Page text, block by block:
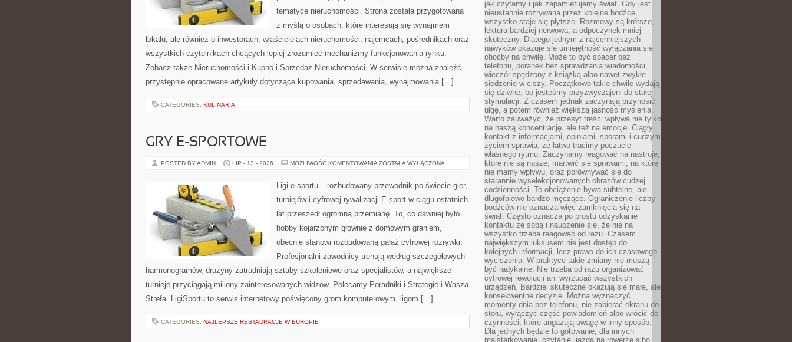
tematyce nieruchomości. Strona została przygotowana
z myślą o osobach, które interesują się wynajmem
lokalu, ale również o inwestorach, właścicielach nieruchomości, najemcach, pośrednikach oraz
wszystkich czytelnikach chcących lepiej zrozumieć mechanizmy funkcjonowania rynku.
Zobacz także Nieruchomości i Kupno i Sprzedaż Nieruchomości. W serwisie można znaleźć
przystępnie opracowane artykuły dotyczące kupowania, sprzedawania, wynajmowania […]
CATEGORIES: KULINARIA
GRY E-SPORTOWE
POSTED BY ADMIN LIP - 13 - 2026 MOŻLIWOŚĆ KOMENTOWANIA GRY
ZOSTAŁA WYŁĄCZONA
Ligi e-sportu – rozbudowany przewodnik po świecie gier,
turniejów i cyfrowej rywalizacji E-sport w ciągu ostatnich
lat przeszedł ogromną przemianę. To, co dawniej było
hobby kojarzonym głównie z domowym graniem,
obecnie stanowi rozbudowaną gałąź cyfrowej rozrywki.
Profesjonalni zawodnicy trenują według szczegółowych
harmonogramów, drużyny zatrudniają sztaby szkoleniowe oraz specjalistów, a największe
turnieje przyciągają miliony zainteresowanych widzów. Polecamy Poradniki i Strategie i Wasza
Strefa. LigiSportu to serwis internetowy poświęcony grom komputerowym, ligom […]
CATEGORIES: NAJLEPSZE RESTAURACJE W EUROPIE
jak czytamy i jak zapamiętujemy świat. Gdy jest
nieustannie rozrywana przez kolejne bodźce,
wszystko staje się płytsze. Rozmowy są krótsze,
lektura bardziej nerwowa, a odpoczynek mniej
skuteczny. Dlatego jednym z najcenniejszych
nawyków okazuje się umiejętność wyłączania się
choćby na chwilę. Może to być spacer bez
telefonu, poranek bez sprawdzania wiadomości,
wieczór spędzony z książką albo nawet zwykłe
siedzenie w ciszy. Początkowo takie chwile wydają
się dziwne, bo jesteśmy przyzwyczajeni do stałej
stymulacji. Z czasem jednak zaczynają przynosić
ulgę, a potem również większą jasność myślenia.
Warto zauważyć, że przesyt treści wpływa nie tylko
na naszą koncentrację, ale też na emocje. Ciągły
kontakt z informacjami, opiniami, sporami i cudzym
życiem sprawia, że łatwo tracimy poczucie
własnego rytmu. Zaczynamy reagować na nastroje,
które nie są nasze, martwić się sprawami, na które
nie mamy wpływu, oraz porównywać się do
starannie wyselekcjonowanych obrazów cudzej
codzienności. To obciążenie bywa subtelne, ale
długofalowo bardzo męczące. Ograniczenie liczby
bodźców nie oznacza więc zamknięcia się na
świat. Często oznacza po prostu odzyskanie
kontaktu ze sobą i nauczenie się, że nie na
wszystko trzeba reagować od razu. Czasem
największym luksusem nie jest dostęp do
kolejnych informacji, lecz prawo do ich czasowego
wyciszenia. W praktyce takie zmiany nie muszą
być radykalne. Nie trzeba od razu organizować
cyfrowej rewolucji ani wyrzucać wszystkich
urządzeń. Bardziej skuteczne okazują się małe, ale
konsekwentne decyzje. Można wyznaczyć
momenty dnia bez telefonu, nie zabierać ekranu do
stołu, wyłączyć część powiadomień albo wrócić do
czynności, które angażują uwagę w inny sposób.
Dla jednych będzie to gotowanie, dla innych
majsterkowanie, czytanie, jazda na rowerze albo